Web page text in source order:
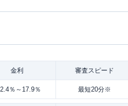
金利 審査スピード
％～17.9％ 最短20分※